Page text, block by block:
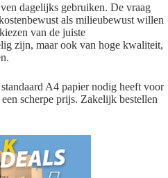
dagelijks gebruiken. De vraag
als milieubewust willen
van de juiste
zijn, maar ook van hoge kwaliteit,
A4 papier nodig heeft voor
scherpe prijs. Zakelijk bestellen